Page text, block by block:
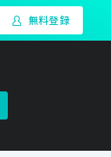
無料登録